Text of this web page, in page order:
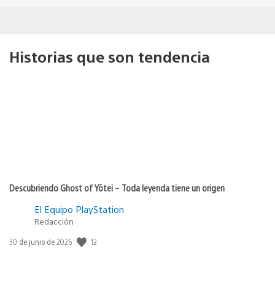
Historias que son tendencia
Descubriendo Ghost of Yōtei – Toda leyenda tiene un origen
El Equipo PlayStation
Redacción
Fecha
30 de junio de 2026 12